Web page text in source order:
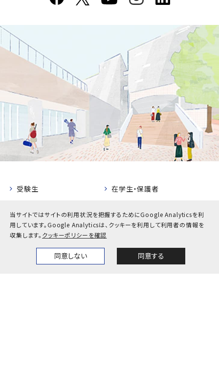
当サイトではサイトの利用状況を把握するためにGoogle Analyticsを利
用しています。Google Analyticsは、クッキーを利用して利用者の情報を
収集します。 クッキーポリシーを確認
同意しない 同意する
News Themes
受験生
在学生・保護者
教職員
公式SNS一覧